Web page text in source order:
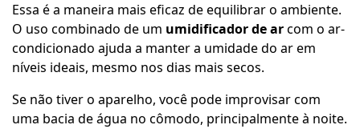
Essa é a maneira mais eficaz de equilibrar o ambiente.
O uso combinado de um umidificador de arcom o ar-
condicionado ajuda a manter a umidade do ar em
níveis ideais, mesmo nos dias mais secos.
Se não tiver o aparelho, você pode improvisar com
uma bacia de água no cômodo, principalmente à noite.